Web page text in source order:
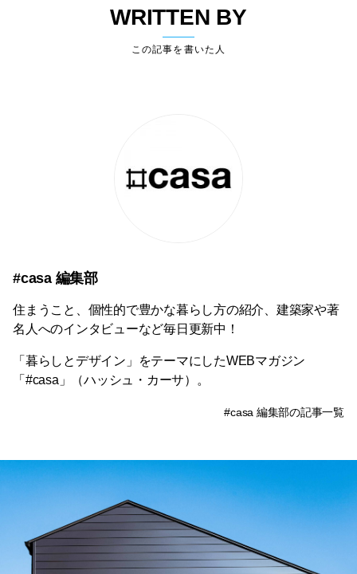
WRITTEN BY
この記事を書いた人
#casa 編集部
住まうこと、個性的で豊かな暮らし方の紹介、建築家や著
名人へのインタビューなど毎日更新中！
「暮らしとデザイン」をテーマにしたWEBマガジン
「#casa」（ハッシュ・カーサ）。
#casa 編集部の記事一覧